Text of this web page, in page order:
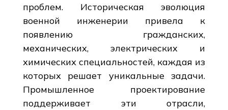
проблем. Историческая эволюция
военной инженерии привела к
появлению гражданских,
механических, электрических и
химических специальностей, каждая из
которых решает уникальные задачи.
Промышленное проектирование
поддерживает эти отрасли,